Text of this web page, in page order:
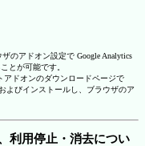
のアドオン設定で Google Analytics
とが可能です。
アドオンのダウンロードページで
よびインストールし、ブラウザのア
利用停止・消去につい